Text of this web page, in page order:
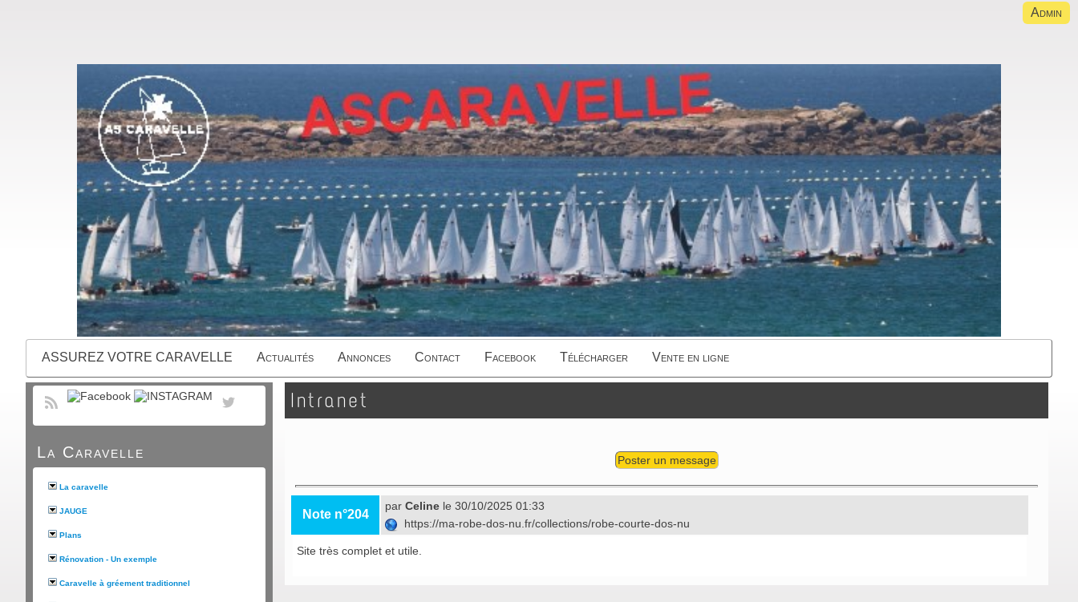
Admin
ASSUREZ VOTRE CARAVELLE Actualités Annonces Contact Facebook Télécharger Vente en ligne
La Caravelle
La caravelle
JAUGE
Plans
Rénovation - Un exemple
Caravelle à gréement traditionnel
Intranet
Poster un message
Note n°204
par Celine le 30/10/2025 01:33
https://ma-robe-dos-nu.fr/collections/robe-courte-dos-nu
Site très complet et utile.